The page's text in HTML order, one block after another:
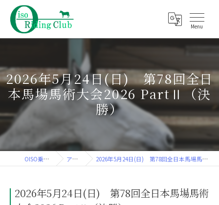
2026年5月24日(日) 第78回全日
本馬場馬術大会2026 PartⅡ（決
勝）
OISO乗馬クラブ アルバム 2026年5月24日(日) 第78回全日本馬場馬術大会2026 PartⅡ（決勝）
2026年5月24日(日) 第78回全日本馬場馬術